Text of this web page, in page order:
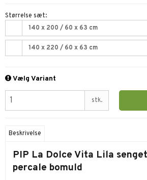
Størrelse sæt:
140 x 200 / 60 x 63 cm
140 x 220 / 60 x 63 cm
Vælg Variant
stk.
Beskrivelse
PIP La Dolce Vita Lila
percale bomuld